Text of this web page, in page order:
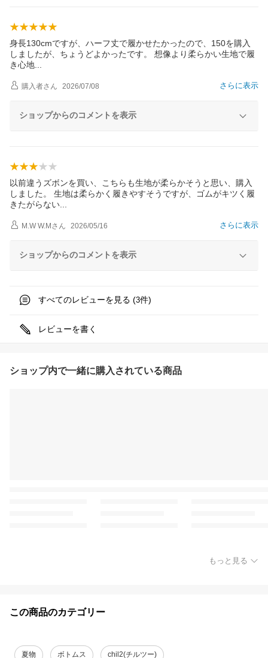
身長130cmですが、ハーフ丈で履かせたかったので、150を購入
しましたが、ちょうどよかったです。 想像より柔らかい生地で履
き心地
さらに表示
購入者さん 2026/07/08
ショップからのコメントを表示
以前違うズボンを買い、こちらも生地が柔らかそうと思い、購入
しました。 生地は柔らかく履きやすそうですが、ゴムがキツく履
きたがらない
さらに表示
M.W W.Mさん 2026/05/16
ショップからのコメントを表示
すべてのレビューを見る (3件)
レビューを書く
ショップ内で一緒に購入されている商品
もっと見る
この商品のカテゴリー
夏物 ボトムス chil2(チルツー)